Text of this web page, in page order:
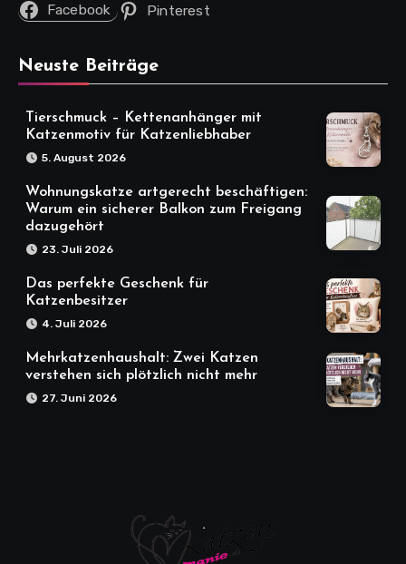
Facebook Pinterest
Neuste Beiträge
Tierschmuck – Kettenanhänger mit
Katzenmotiv für Katzenliebhaber
5. August 2026
Wohnungskatze artgerecht beschäftigen:
Warum ein sicherer Balkon zum Freigang
dazugehört
23. Juli 2026
Das perfekte Geschenk für
Katzenbesitzer
4. Juli 2026
Mehrkatzenhaushalt: Zwei Katzen
verstehen sich plötzlich nicht mehr
27. Juni 2026